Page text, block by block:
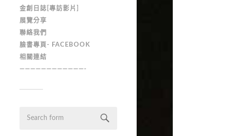
金創日誌[專訪影片]
展覽分享
聯絡我們
臉書專頁- FACEBOOK
相關連結
————————————-